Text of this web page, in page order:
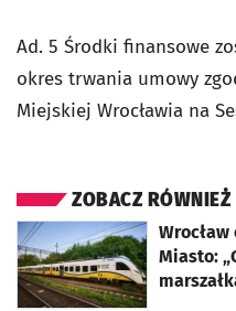
Ad. 5 Środki finansowe
okres trwania umowy
Miejskiej Wrocławia na
ZOBACZ RÓWNIEŻ
Miasto:
otworzy się w nowej karcie